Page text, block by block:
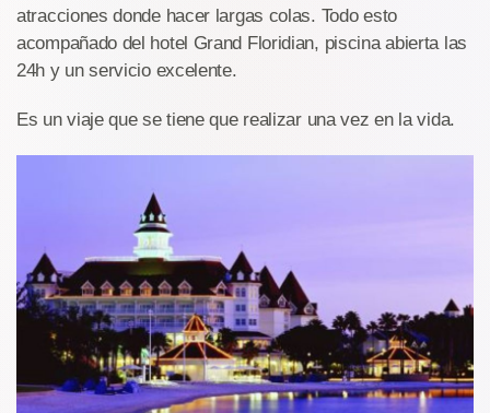
atracciones donde hacer largas colas. Todo esto
acompañado del hotel Grand Floridian, piscina abierta las
24h y un servicio excelente.
Es un viaje que se tiene que realizar una vez en la vida.